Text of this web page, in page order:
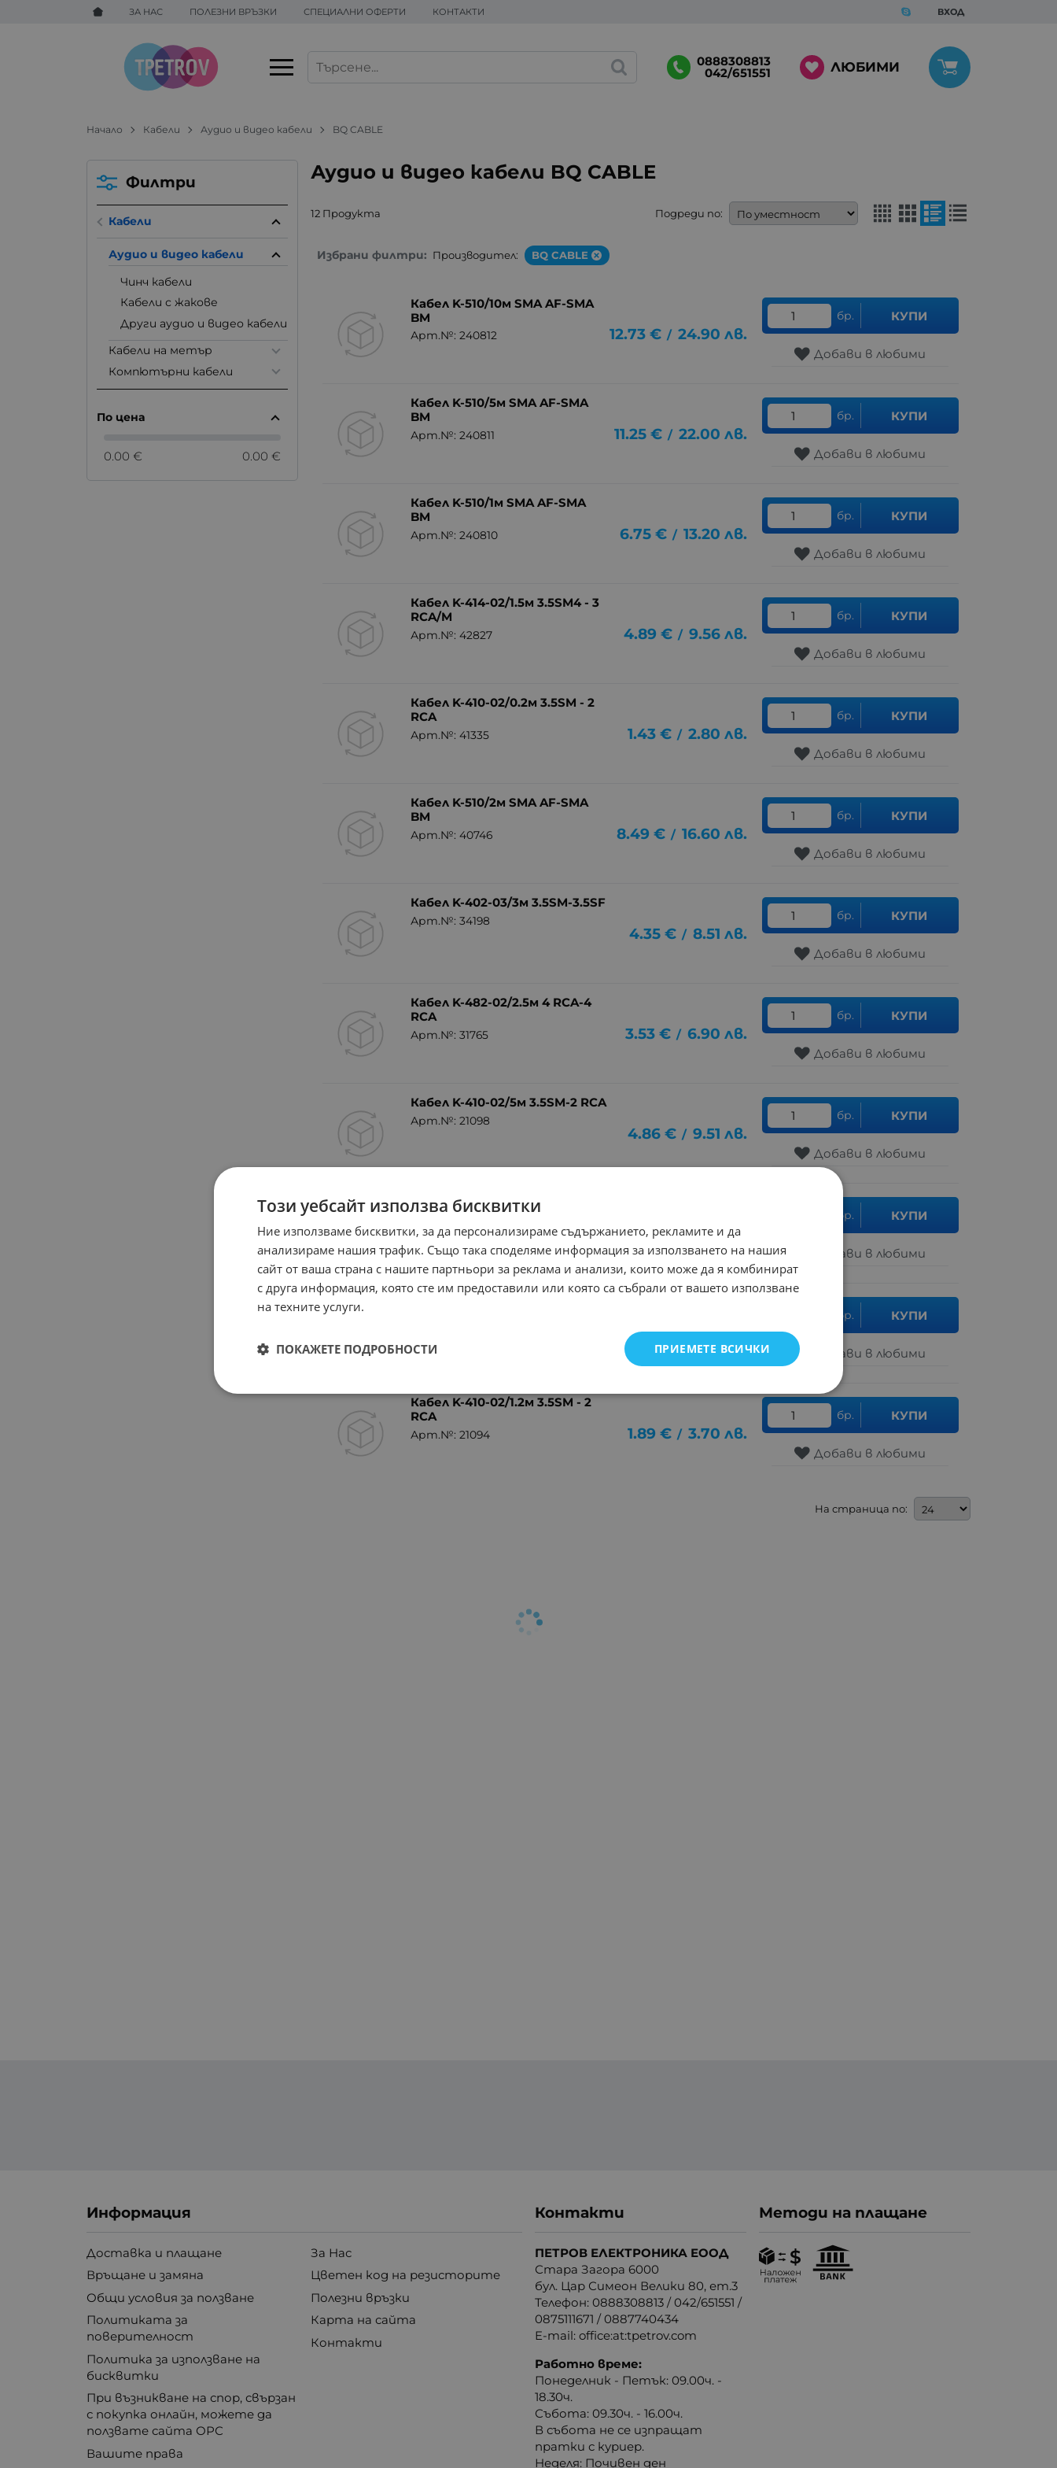
ЗА НАС ПОЛЕЗНИ ВРЪЗКИ СПЕЦИАЛНИ ОФЕРТИ КОНТАКТИ ВХОД
0888308813
042/651551 ЛЮБИМИ
Начало Кабели Аудио и видео кабели BQ CABLE
Аудио и видео кабели BQ CABLE
12 Продукта Подреди по:
Избрани филтри: Производител: BQ CABLE
Кабел K-510/10м SMA AF-SMA
BM
Арт.№: 240812 12.73 € / 24.90 лв.
бр. КУПИ
Добави в любими
Кабел K-510/5м SMA AF-SMA
BM
Арт.№: 240811 11.25 € / 22.00 лв.
бр. КУПИ
Добави в любими
Кабел K-510/1м SMA AF-SMA
BM
Арт.№: 240810 6.75 € / 13.20 лв.
бр. КУПИ
Добави в любими
Кабел K-414-02/1.5м 3.5SM4 - 3
RCA/M
Арт.№: 42827 4.89 € / 9.56 лв.
бр. КУПИ
Добави в любими
Кабел K-410-02/0.2м 3.5SM - 2
RCA
Арт.№: 41335 1.43 € / 2.80 лв.
бр. КУПИ
Добави в любими
Кабел K-510/2м SMA AF-SMA
BM
Арт.№: 40746 8.49 € / 16.60 лв.
бр. КУПИ
Добави в любими
Кабел K-402-03/3м 3.5SM-3.5SF
Арт.№: 34198
4.35 € / 8.51 лв.
бр. КУПИ
Добави в любими
Кабел K-482-02/2.5м 4 RCA-4
RCA
Арт.№: 31765 3.53 € / 6.90 лв.
бр. КУПИ
Добави в любими
Кабел K-410-02/5м 3.5SM-2 RCA
Арт.№: 21098
4.86 € / 9.51 лв.
бр. КУПИ
Добави в любими
Кабел K-410-02/10м 3.5SM - 2
RCA
Арт.№: 21097 8.08 € / 15.80 лв.
бр. КУПИ
Добави в любими
2.97 € / 5.81 лв.
бр. КУПИ
Добави в любими
Кабел K-410-02/1.2м 3.5SM - 2
RCA
Арт.№: 21094 1.89 € / 3.70 лв.
бр. КУПИ
Добави в любими
На страница по:
Филтри
Кабели
Аудио и видео кабели
Чинч кабели
Кабели с жакове
Други аудио и видео кабели
Кабели на метър
Компютърни кабели
По цена
0.00 € 0.00 €
Информация
Доставка и плащане
Връщане и замяна
Общи условия за ползване
Политиката за
поверителност
Политика за използване на
бисквитки
При възникване на спор, свързан
с покупка онлайн, можете да
ползвате сайта ОРС
Вашите права
За Нас
Цветен код на резисторите
Полезни връзки
Карта на сайта
Контакти
Контакти
ПЕТРОВ ЕЛЕКТРОНИКА ЕООД
Стара Загора 6000
бул. Цар Симеон Велики 80, ет.3
Телефон:0888308813 /042/651551 /
0875111671 /0887740434
E-mail:office:at:tpetrov.com
Работно време:
Понеделник - Петък: 09.00ч. -
18.30ч.
Събота: 09.30ч. - 16.00ч.
В събота не се изпращат
пратки с куриер.
Неделя: Почивен ден
Методи на плащане
Този уебсайт използва бисквитки
Ние използваме бисквитки, за да персонализираме съдържанието, рекламите и да
анализираме нашия трафик. Също така споделяме информация за използването на нашия
сайт от ваша страна с нашите партньори за реклама и анализи, които може да я комбинират
с друга информация, която сте им предоставили или която са събрали от вашето използване
на техните услуги.
ПРИЕМЕТЕ ВСИЧКИ
ПОКАЖЕТЕ ПОДРОБНОСТИ